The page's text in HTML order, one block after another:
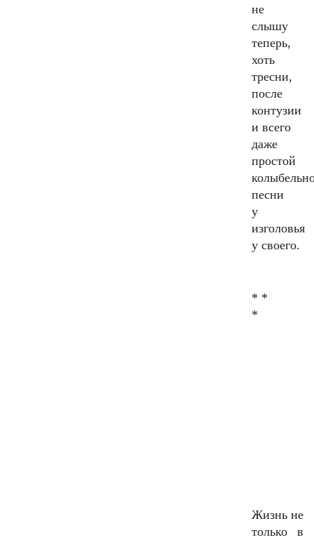
не
слышу
теперь,
хоть
тресни,
после
контузии
и всего
даже
простой
песни
у
изголовья
у своего.
* *
*
Жизнь не
только в